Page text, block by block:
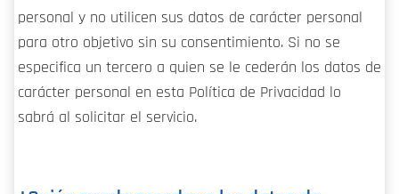
personal y no utilicen sus datos de carácter personal
para otro objetivo sin su consentimiento. Si no se
especifica un tercero a quien se le cederán los datos de
carácter personal en esta Política de Privacidad lo
sabrá al solicitar el servicio.